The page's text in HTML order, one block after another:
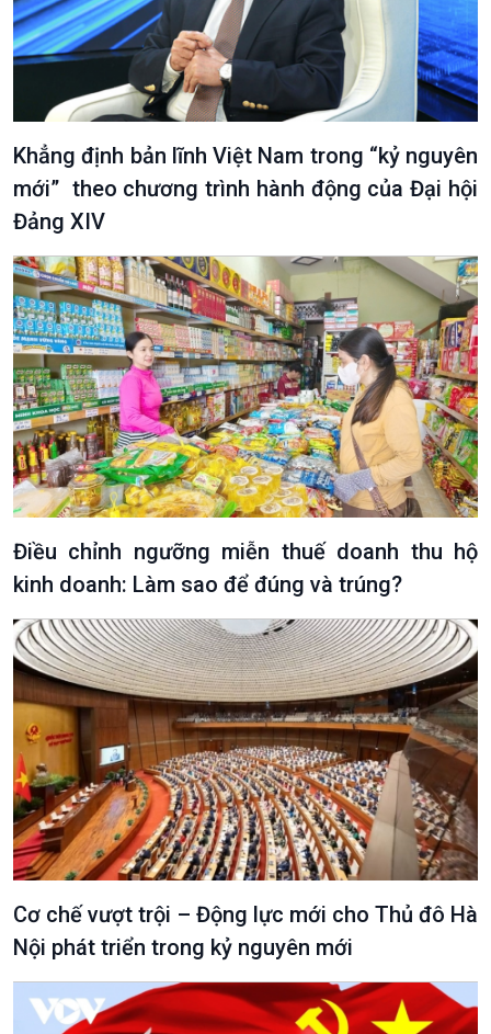
Văn hoá & Du lịch
Tin Văn hoá & Du lịch
Chát với người nổi tiếng
Câu chuyện Thể thao
Multimedia
Ảnh
Video
Infographic
Khẳng định bản lĩnh Việt Nam trong “kỷ nguyên
mới” theo chương trình hành động của Đại hội
Đảng XIV
Điều chỉnh ngưỡng miễn thuế doanh thu hộ
kinh doanh: Làm sao để đúng và trúng?
Cơ chế vượt trội – Động lực mới cho Thủ đô Hà
Nội phát triển trong kỷ nguyên mới